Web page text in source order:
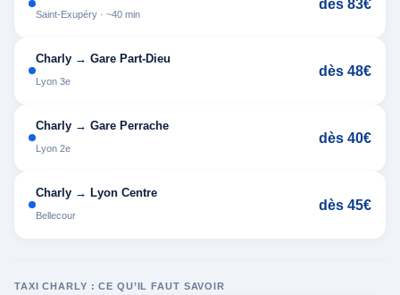
Saint-Exupéry · ~40 min
dès 83€
Charly → Gare Part-Dieu
Lyon 3e
dès 48€
Charly → Gare Perrache
Lyon 2e
dès 40€
Charly → Lyon Centre
Bellecour
dès 45€
TAXI CHARLY : CE QU’IL FAUT SAVOIR